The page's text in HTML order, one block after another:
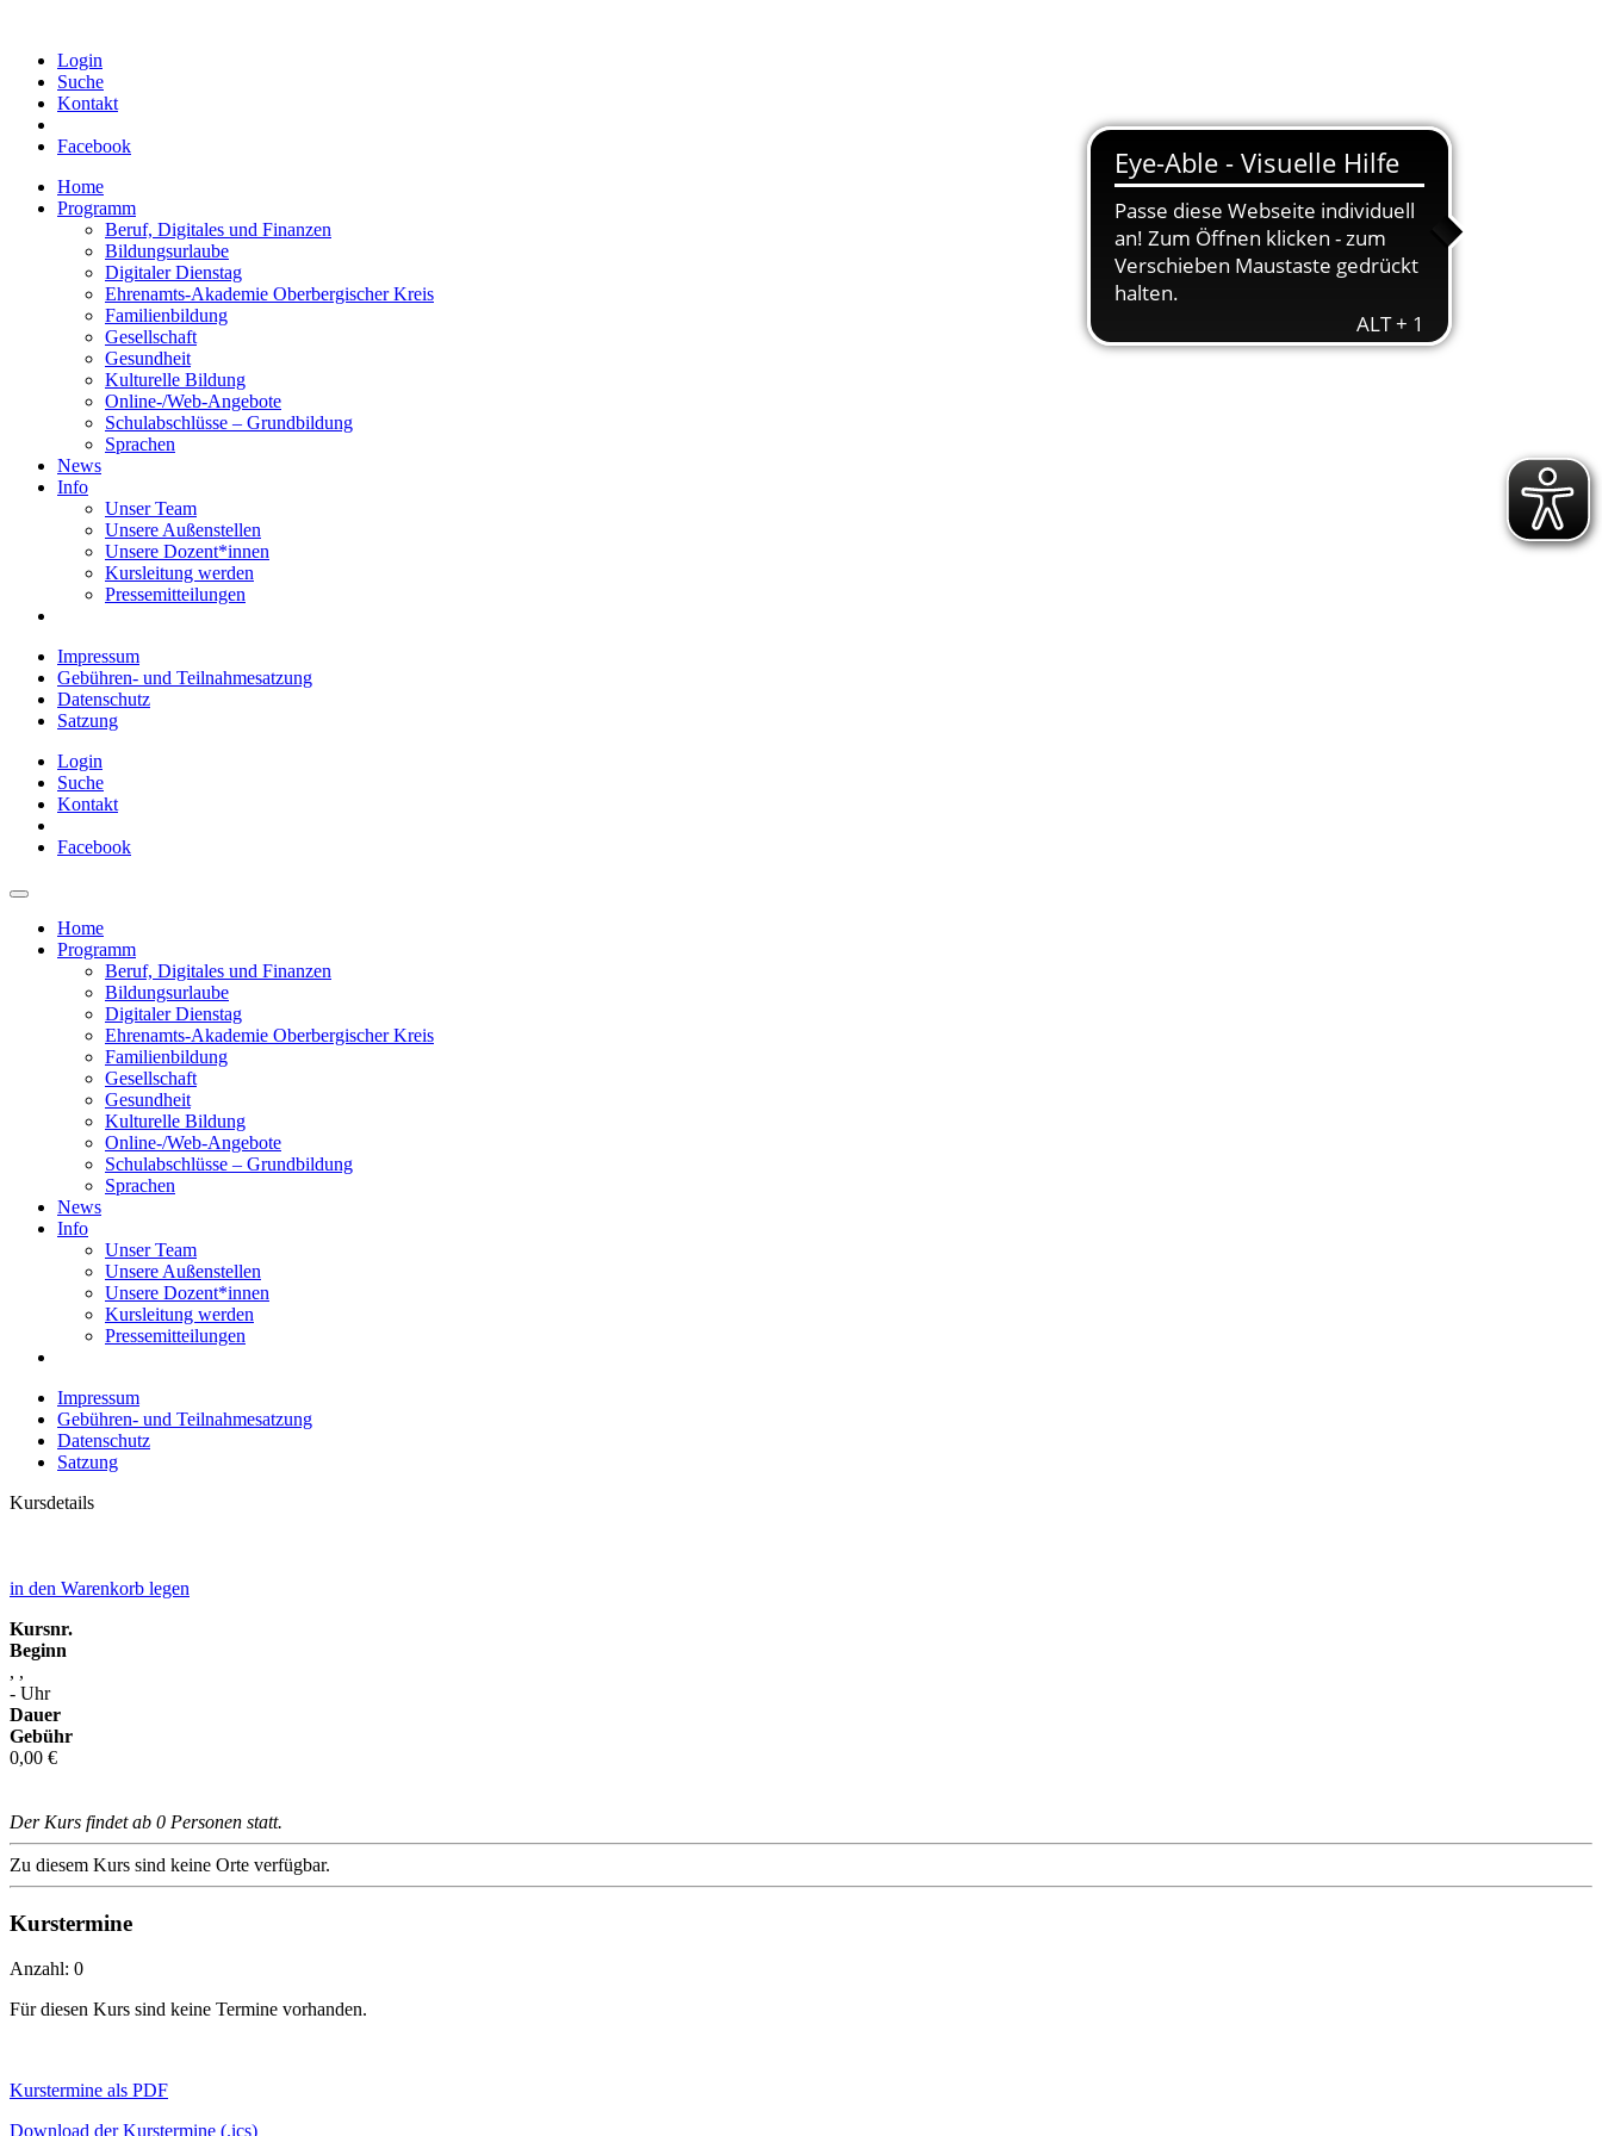
Login
Suche
Kontakt
Facebook
Home
Programm
Beruf, Digitales und Finanzen
Bildungsurlaube
Digitaler Dienstag
Ehrenamts-Akademie Oberbergischer Kreis
Familienbildung
Gesellschaft
Gesundheit
Kulturelle Bildung
Online-/Web-Angebote
Schulabschlüsse – Grundbildung
Sprachen
News
Info
Unser Team
Unsere Außenstellen
Unsere Dozent*innen
Kursleitung werden
Pressemitteilungen
Impressum
Gebühren- und Teilnahmesatzung
Datenschutz
Satzung
Login
Suche
Kontakt
Facebook
Home
Programm
Beruf, Digitales und Finanzen
Bildungsurlaube
Digitaler Dienstag
Ehrenamts-Akademie Oberbergischer Kreis
Familienbildung
Gesellschaft
Gesundheit
Kulturelle Bildung
Online-/Web-Angebote
Schulabschlüsse – Grundbildung
Sprachen
News
Info
Unser Team
Unsere Außenstellen
Unsere Dozent*innen
Kursleitung werden
Pressemitteilungen
Impressum
Gebühren- und Teilnahmesatzung
Datenschutz
Satzung
Kursdetails
in den Warenkorb legen
Kursnr.
Beginn
, ,
- Uhr
Dauer
Gebühr
0,00 €
Der Kurs findet ab 0 Personen statt.
Zu diesem Kurs sind keine Orte verfügbar.
Kurstermine
Anzahl: 0
Für diesen Kurs sind keine Termine vorhanden.
Kurstermine als PDF
Download der Kurstermine (.ics)